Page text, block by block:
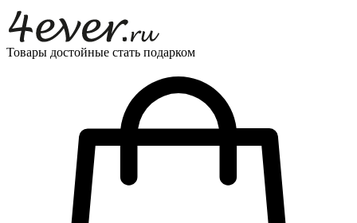
Товары достойные стать подарком